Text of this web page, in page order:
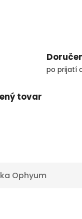
po prijatí
tovar
Ophyum